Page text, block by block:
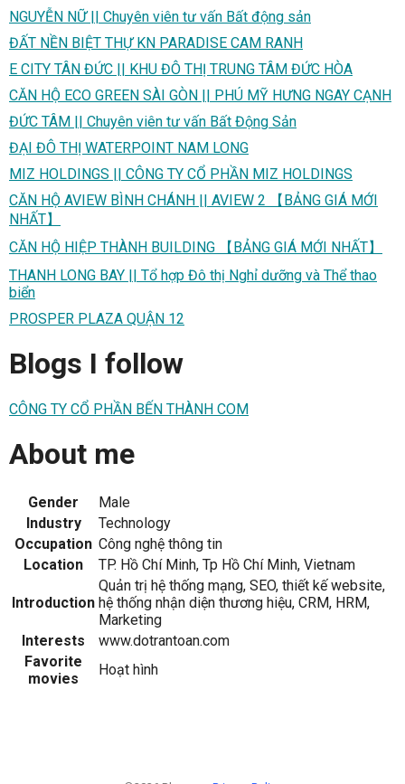
NGUYỄN NỮ || Chuyên viên tư vấn Bất động sản
ĐẤT NỀN BIỆT THỰ KN PARADISE CAM RANH
E CITY TÂN ĐỨC || KHU ĐÔ THỊ TRUNG TÂM ĐỨC HÒA
CĂN HỘ ECO GREEN SÀI GÒN || PHÚ MỸ HƯNG NGAY CẠNH
ĐỨC TÂM || Chuyên viên tư vấn Bất Động Sản
ĐẠI ĐÔ THỊ WATERPOINT NAM LONG
MIZ HOLDINGS || CÔNG TY CỔ PHẦN MIZ HOLDINGS
CĂN HỘ AVIEW BÌNH CHÁNH || AVIEW 2 【BẢNG GIÁ MỚI
NHẤT】
CĂN HỘ HIỆP THÀNH BUILDING 【BẢNG GIÁ MỚI NHẤT】
THANH LONG BAY || Tổ hợp Đô thị Nghỉ dưỡng và Thể thao
biển
PROSPER PLAZA QUẬN 12
Blogs I follow
CÔNG TY CỔ PHẦN BẾN THÀNH COM
About me
Gender
Male
Industry
Technology
Occupation Công nghệ thông tin
Location
TP. Hồ Chí Minh, Tp Hồ Chí Minh, Vietnam
Introduction
Quản trị hệ thống mạng, SEO, thiết kế website,
hệ thống nhận diện thương hiệu, CRM, HRM,
Marketing
Interests
www.dotrantoan.com
Favorite
movies
Hoạt hình